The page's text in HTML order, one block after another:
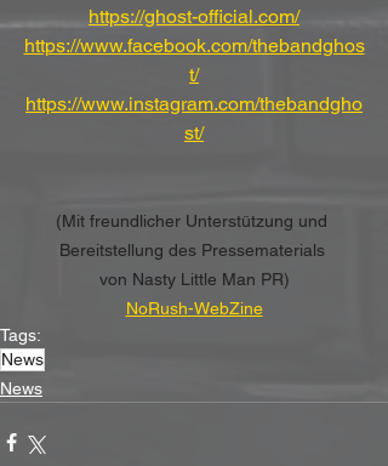
https://ghost-official.com/
https://www.facebook.com/thebandghos
t/
https://www.instagram.com/thebandgho
st/
(Mit freundlicher Unterstützung und
Bereitstellung des Pressematerials
von Nasty Little Man PR)
NoRush-WebZine
Tags:
News
News